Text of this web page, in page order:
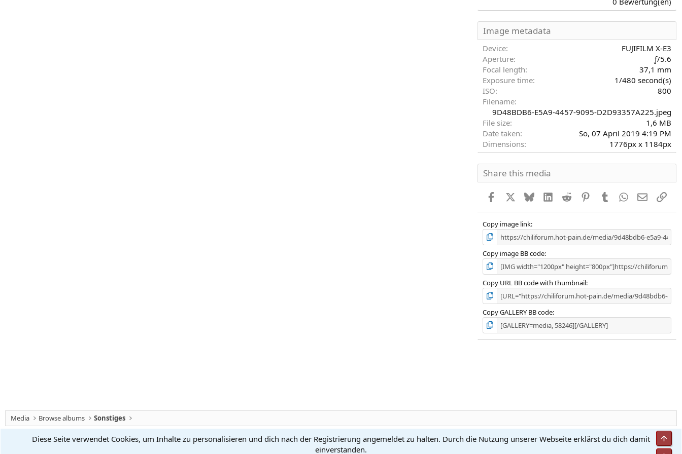
0
Image metadata
Device
FUJIFILM X-E3
Aperture
ƒ/5.6
Focal length
37,1 mm
Exposure time
1/480 second(s)
ISO
800
Filename
9D48BDB6-E5A9-4457-9095-D2D93357A225.jpeg
File size
1,6 MB
Date taken
So, 07 April 2019 4:19 PM
Dimensions
1776px x 1184px
Share this media
Facebook BlueskyLinkedInReddit PinterestTumblrWhatsApp
E-MailLink
Copy image link
Copy image BB code
Copy URL BB code with thumbnail
Copy GALLERY BB code
Media Browse albums Sonstiges
Chiliforum Deutsch (Du) Kontakt Nutzungsbedingungen Datenschutz Hilfe und Impressum Start
Diese Seite verwendet Cookies, um Inhalte zu personalisieren und dich nach der Registrierung angemeldet zu halten. Durch die Nutzung unserer Webseite erklärst du dich damit
einverstanden.